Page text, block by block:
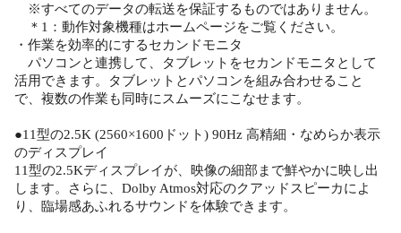
※すべてのデータの転送を保証するものではありません。
＊1：動作対象機種はホームページをご覧ください。
・作業を効率的にするセカンドモニタ
パソコンと連携して、タブレットをセカンドモニタとして
活用できます。タブレットとパソコンを組み合わせること
で、複数の作業も同時にスムーズにこなせます。
●11型の2.5K (2560×1600ドット) 90Hz 高精細・なめらか表示
のディスプレイ
11型の2.5Kディスプレイが、映像の細部まで鮮やかに映し出
します。さらに、Dolby Atmos対応のクアッドスピーカによ
り、臨場感あふれるサウンドを体験できます。